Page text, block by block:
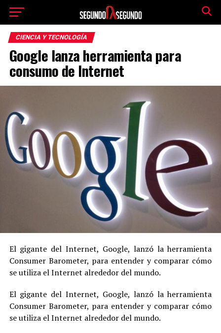
CIENCIA Y TECNOLOGÍA
Google lanza herramienta para
consumo de Internet
El gigante del Internet, Google, lanzó la herramienta
Consumer Barometer, para entender y comparar cómo
se utiliza el Internet alrededor del mundo.
El gigante del Internet, Google, lanzó la herramienta
Consumer Barometer, para entender y comparar cómo
se utiliza el Internet alrededor del mundo.